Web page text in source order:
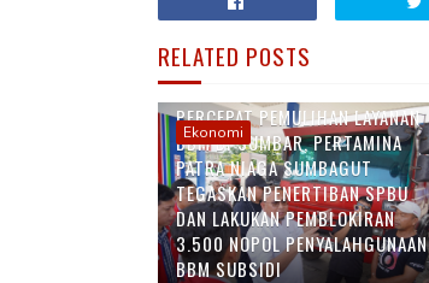
RELATED POSTS
Ekonomi
PERCEPAT PEMULIHAN LAYANAN
BBM DI SUMBAR, PERTAMINA
PATRA NIAGA SUMBAGUT
TEGASKAN PENERTIBAN SPBU
DAN LAKUKAN PEMBLOKIRAN
3.500 NOPOL PENYALAHGUNAAN
BBM SUBSIDI